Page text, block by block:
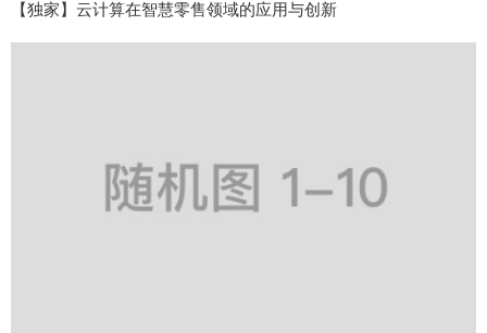
【独家】云计算在智慧零售领域的应用与创新